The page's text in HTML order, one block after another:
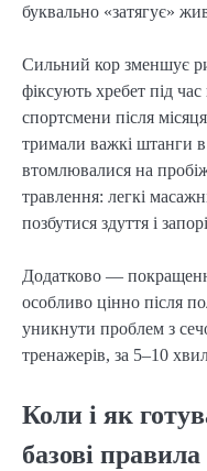
буквально «затягує»
Сильний кор зменшує
фіксують хребет під
спортсмени після
тримали важкі штанги
втомлювалися на
травлення: легкі
позбутися здуття і
Додатково —
особливо цінно після
уникнути проблем з
тренажерів, за 5–10
Коли і як
базові правила